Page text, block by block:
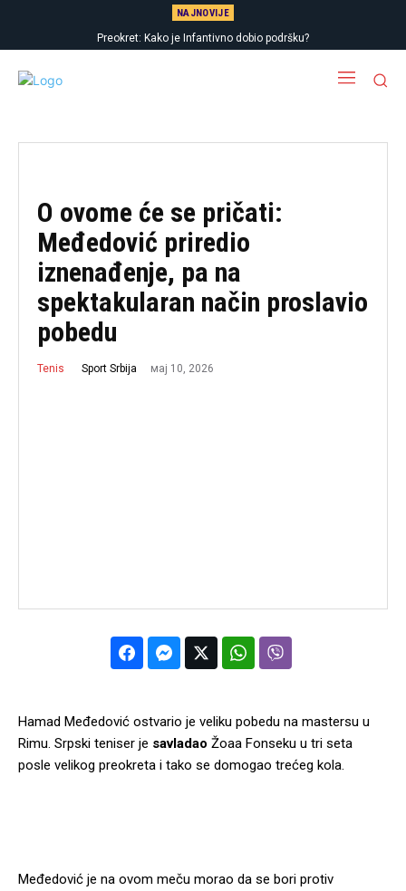
NAJNOVIJE
Preokret: Kako je Infantivno dobio podršku?
O ovome će se pričati:
Međedović priredio
iznenađenje, pa na
spektakularan način proslavio
pobedu
Tenis Sport Srbija мај 10, 2026
Hamad Međedović ostvario je veliku pobedu na mastersu u
Rimu. Srpski teniser je savladao Žoaa Fonseku u tri seta
posle velikog preokreta i tako se domogao trećeg kola.
Međedović je na ovom meču morao da se bori protiv